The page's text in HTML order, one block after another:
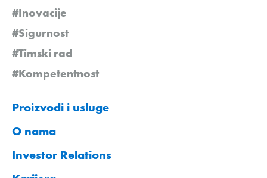
#Inovacije
#Sigurnost
#Timski rad
#Kompetentnost
Proizvodi i usluge
O nama
Investor Relations